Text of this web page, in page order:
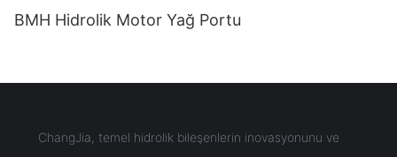
BMH Hidrolik Motor Yağ Portu
ChangJia, temel hidrolik bileşenlerin inovasyonunu ve